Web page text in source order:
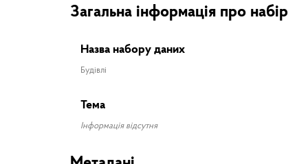
Загальна інформація про набір
Назва набору даних
Будівлі
Тема
Інформація відсутня